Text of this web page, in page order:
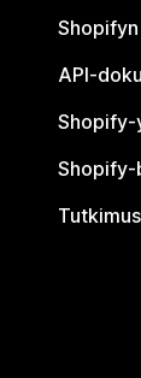
API-
Shopify-
Shopify-
Tutkimus